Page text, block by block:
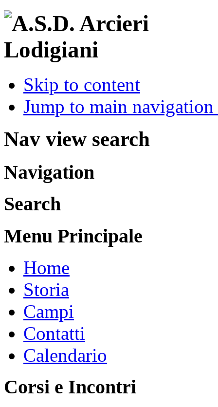
Skip to content
Jump to main
Nav view search
Navigation
Search
Menu Principale
Home
Storia
Campi
Contatti
Calendario
Corsi e Incontri